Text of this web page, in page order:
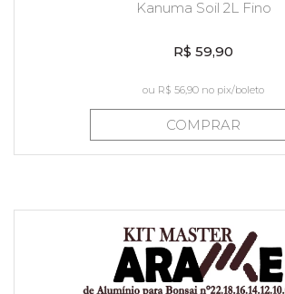
Kanuma Soil 2L Fino
R$ 59,90
ou R$ 56,90 no pix/boleto
COMPRAR